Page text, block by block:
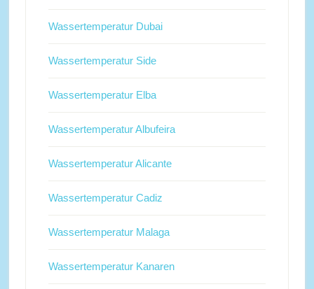
Wassertemperatur Dubai
Wassertemperatur Side
Wassertemperatur Elba
Wassertemperatur Albufeira
Wassertemperatur Alicante
Wassertemperatur Cadiz
Wassertemperatur Malaga
Wassertemperatur Kanaren